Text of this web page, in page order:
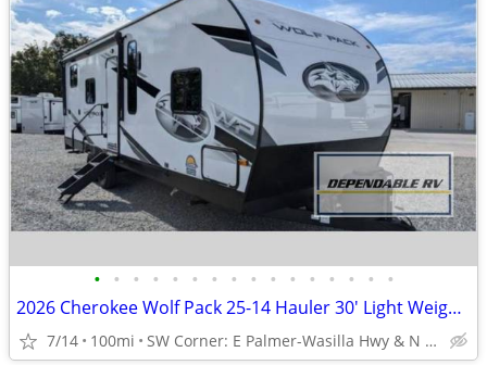
• • • • • • • • • • • • • • • •
2026 Cherokee Wolf Pack 25-14 Hauler 30' Light Weight!!!
7/14 100mi SW Corner: E Palmer-Wasilla Hwy & N Seward Meridian Pkwy